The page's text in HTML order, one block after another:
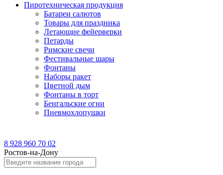
Пиротехническая продукция
Батареи салютов
Товары для праздника
Летающие фейерверки
Петарды
Римские свечи
Фестивальные шары
Фонтаны
Наборы ракет
Цветной дым
Фонтаны в торт
Бенгальские огни
Пневмохлопушки
8 928 960 70 02
Ростов-на-Дону